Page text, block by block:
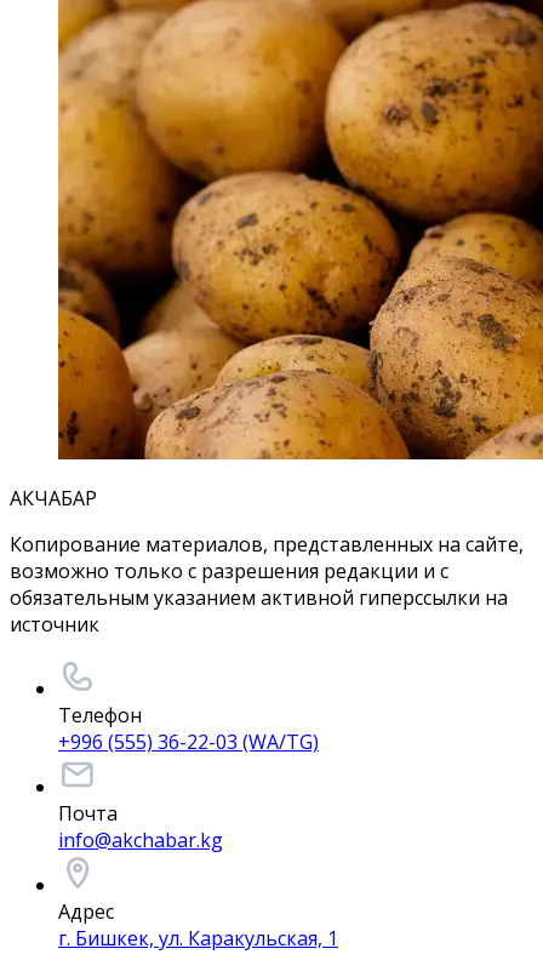
АКЧАБАР
Копирование материалов, представленных на сайте,
возможно только с разрешения редакции и с
обязательным указанием активной гиперссылки на
источник
Телефон
+996 (555) 36-22-03 (WA/TG)
Почта
info@akchabar.kg
Адрес
г. Бишкек, ул. Каракульская, 1